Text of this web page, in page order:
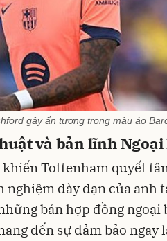
gây ấn tượng trong màu áo
và bản lĩnh
Tottenham quyết
dày dạn của anh
bản hợp đồng
đến sự đảm bảo ngay